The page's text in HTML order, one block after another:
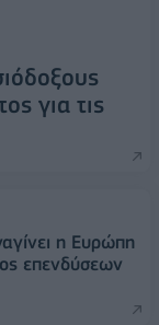
για τις
η Ευρώπη
επενδύσεων